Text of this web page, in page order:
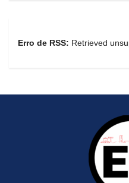
Erro de RSS: Retrieved